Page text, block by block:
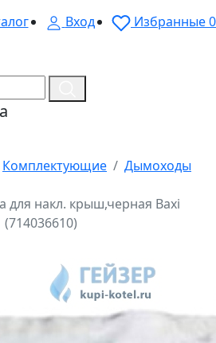
Вход Избранные0
Комплектующие
Дымоходы
для накл. крыш,черная Baxi
(714036610)